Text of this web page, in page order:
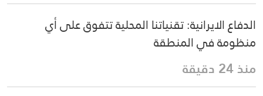
الدفاع الايرانية: تقنياتنا المحلية تتفوق على أي
منظومة في المنطقة
منذ 24 دقيقة